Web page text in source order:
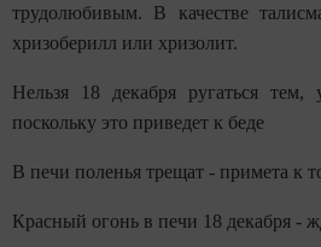
трудолюбивым. В качестве
хризоберилл или хризолит.
Нельзя 18 декабря ругаться тем,
поскольку это приведет к беде
В печи поленья трещат - примета к
Красный огонь в печи 18 декабря -